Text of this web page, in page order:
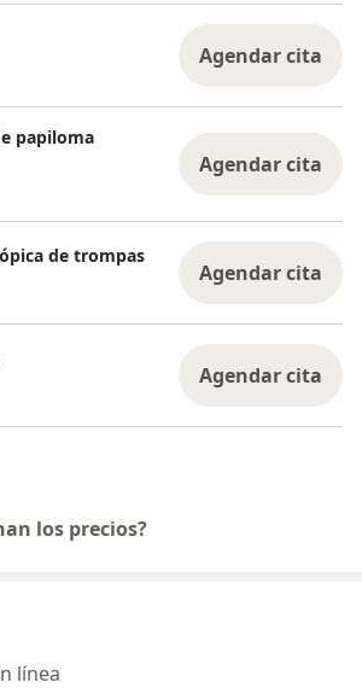
Agendar cita
papiloma
Agendar cita
de trompas
Agendar cita
Agendar cita
los precios?
línea